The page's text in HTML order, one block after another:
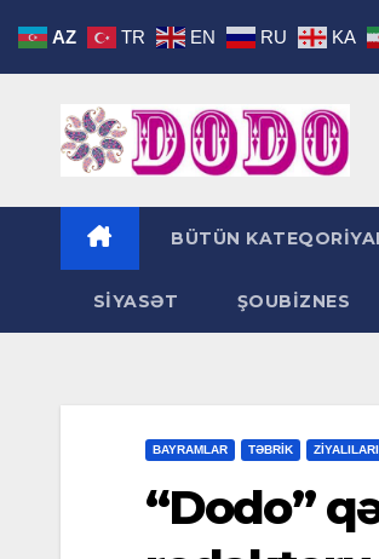
BÜTÜN
SİYASƏT ŞOUBİZNES
BAYRAMLAR TƏBRİK
“Dodo”
AZ TR EN RU KA